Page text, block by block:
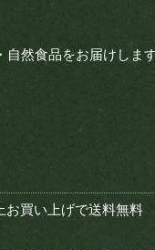
然食品をお届けします
お買い上げで送料無料